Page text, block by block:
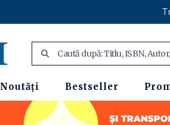
Noutăți Bestseller